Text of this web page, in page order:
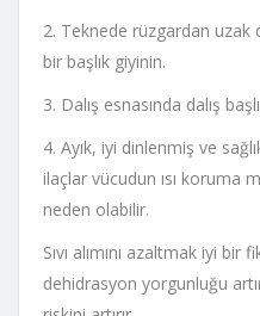
2. Teknede rüzgardan
bir başlık giyinin.
3. Dalış esnasında dalış
4. Ayık, iyi dinlenmiş ve
ilaçlar vücudun ısı koruma
neden olabilir.
Sıvı alımını azaltmak iyi
dehidrasyon yorgunluğu